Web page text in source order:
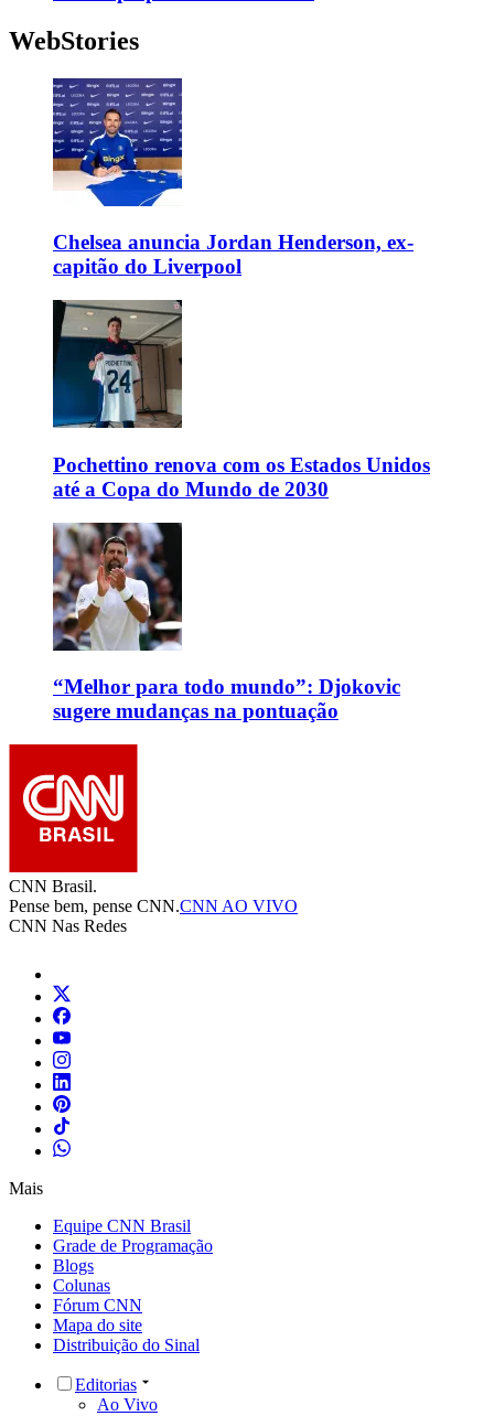
WebStories
Chelsea anuncia Jordan Henderson, ex-
capitão do Liverpool
Pochettino renova com os Estados Unidos
até a Copa do Mundo de 2030
“Melhor para todo mundo”: Djokovic
sugere mudanças na pontuação
CNN Brasil.
Pense bem, pense CNN.CNN AO VIVO
CNN Nas Redes
Mais
Equipe CNN Brasil
Grade de Programação
Blogs
Colunas
Fórum CNN
Mapa do site
Distribuição do Sinal
Editorias
Ao Vivo